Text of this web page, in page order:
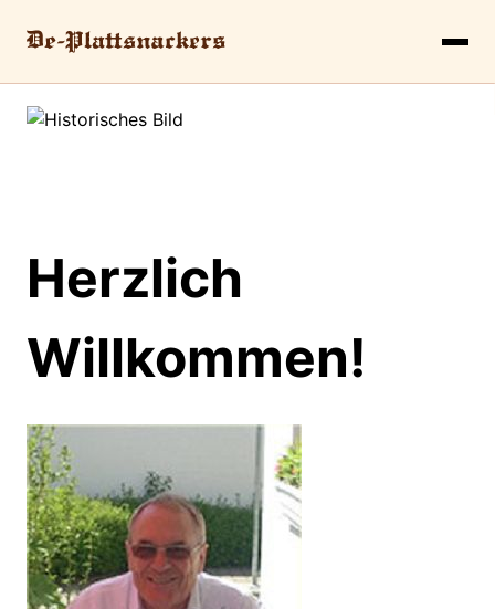
Herzlich
Willkommen!